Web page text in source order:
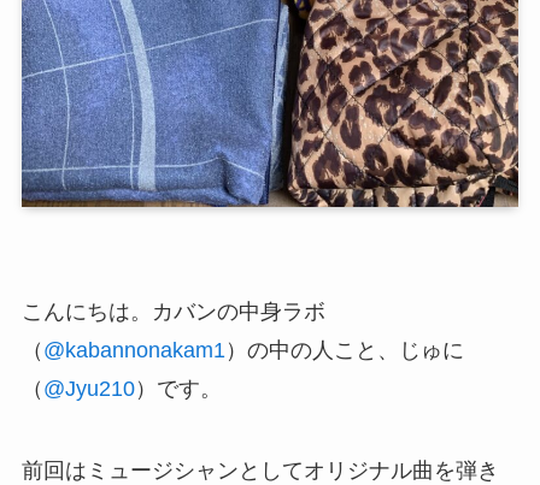
こんにちは。カバンの中身ラボ
（ @kabannonakam1）の中の人こと、じゅに
（ @Jyu210）です。
前回はミュージシャンとしてオリジナル曲を弾き